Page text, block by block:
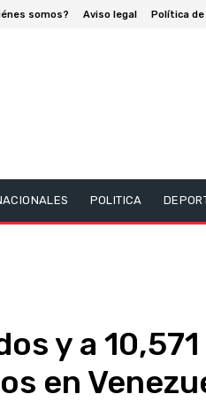
somos? Aviso legal Política
POLITICA
y a 10,571
en